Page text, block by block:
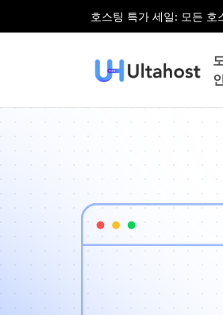
호스팅 특가 세일: 모든
인